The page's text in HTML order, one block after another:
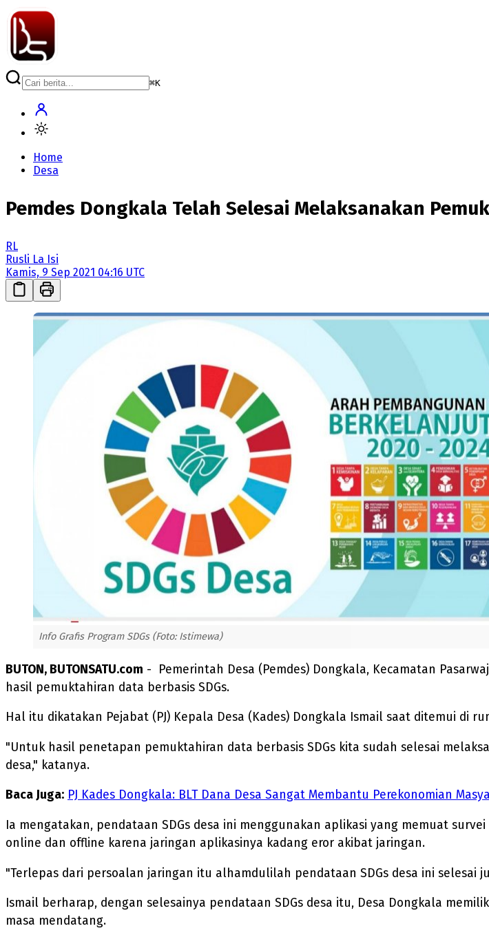
⌘K
Home
Desa
Pemdes Dongkala Telah Selesai Melaksanakan
RL
Rusli La Isi
Kamis, 9 Sep 2021 04:16 UTC
Info Grafis Program SDGs (Foto: Istimewa)
BUTON, BUTONSATU.com - Pemerintah Desa (Pemdes) Dongkala, Kecamatan
hasil pemuktahiran data berbasis SDGs.
Hal itu dikatakan Pejabat (PJ) Kepala Desa (Kades) Dongkala Ismail saat ditemui di
"Untuk hasil penetapan pemuktahiran data berbasis SDGs kita sudah selesai
desa," katanya.
Baca Juga: PJ Kades Dongkala: BLT Dana Desa Sangat Membantu Perekonomian
Ia mengatakan, pendataan SDGs desa ini menggunakan aplikasi yang memuat
online dan offline karena jaringan aplikasinya kadang eror akibat jaringan.
"Terlepas dari persoalan jaringan itu alhamdulilah pendataan SDGs desa ini selesai
Ismail berharap, dengan selesainya pendataan SDGs desa itu, Desa Dongkala
masa mendatang.